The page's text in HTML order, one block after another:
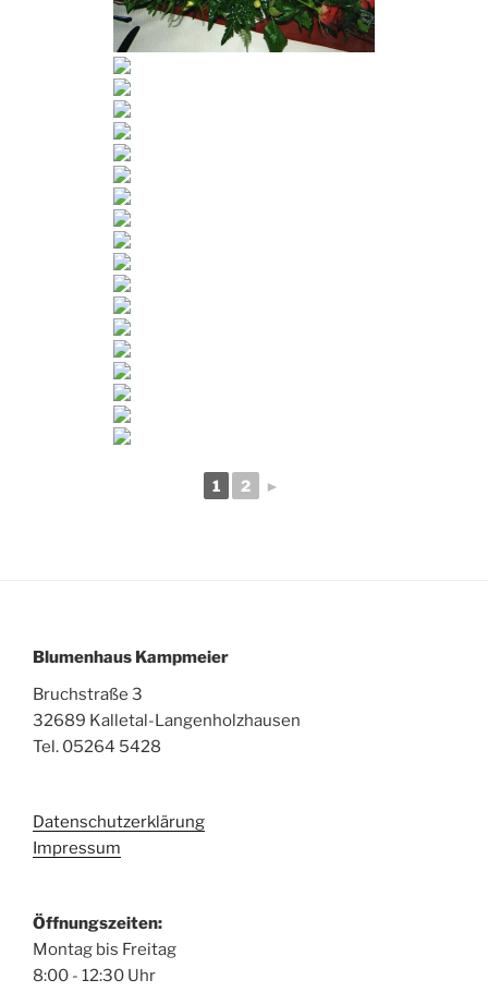
1 2 ►
Blumenhaus Kampmeier
Bruchstraße 3
32689 Kalletal-Langenholzhausen
Tel. 05264 5428
Datenschutzerklärung
Impressum
Öffnungszeiten:
Montag bis Freitag
8:00 - 12:30 Uhr